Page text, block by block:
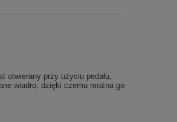
otwierany przy użyciu pedału,
wiadro, dzięki czemu można go